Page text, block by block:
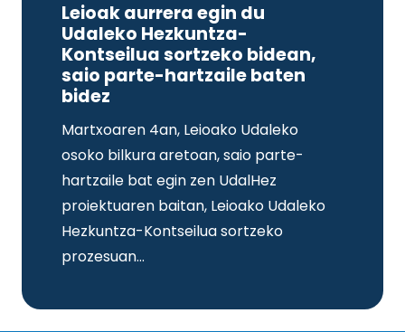
Leioak aurrera egin du
Udaleko Hezkuntza-
Kontseilua sortzeko bidean,
saio parte-hartzaile baten
bidez
Martxoaren 4an, Leioako Udaleko
osoko bilkura aretoan, saio parte-
hartzaile bat egin zen UdalHez
proiektuaren baitan, Leioako Udaleko
Hezkuntza-Kontseilua sortzeko
prozesuan…